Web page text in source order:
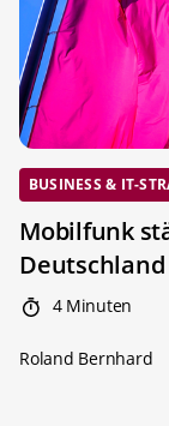
BUSINESS & IT-
Mobilfunk
Deutschland
4 Minuten
Roland Bernhard